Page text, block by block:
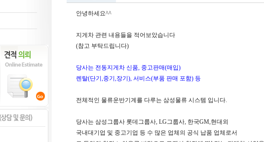
안녕하세요^^
지게차 관련 내용들을 적어보았습니다
(참고 부탁드립니다)
당사는 전동지게차 신품, 중고판매(매입)
렌탈(단기,중기,장기), 서비스(부품 판매 포함) 등
전체적인 물류운반기계를 다루는 삼성물류 시스템 입니다.
당사는 삼성그룹사 롯데그룹사, LG그룹사, 한국GM,현대외
국내대기업 및 중고기업 등 수 많은 업체의 공식 납품 업체로서